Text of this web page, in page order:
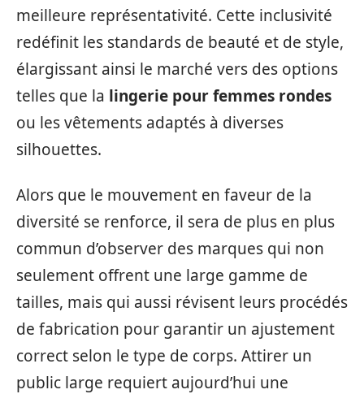
meilleure représentativité. Cette inclusivité
redéfinit les standards de beauté et de style,
élargissant ainsi le marché vers des options
telles que la lingerie pour femmes rondes
ou les vêtements adaptés à diverses
silhouettes.
Alors que le mouvement en faveur de la
diversité se renforce, il sera de plus en plus
commun d’observer des marques qui non
seulement offrent une large gamme de
tailles, mais qui aussi révisent leurs procédés
de fabrication pour garantir un ajustement
correct selon le type de corps. Attirer un
public large requiert aujourd’hui une